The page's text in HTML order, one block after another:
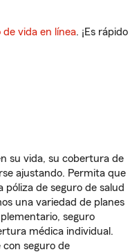
vida en línea. ¡Es rápido
su vida, su cobertura de
ajustando. Permita que
de seguro de salud
una variedad de planes
seguro
médica individual.
con seguro de